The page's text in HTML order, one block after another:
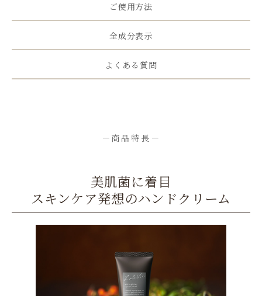
ご使用方法
全成分表示
よくある質問
－商品特長－
美肌菌に着目
スキンケア発想のハンドクリーム